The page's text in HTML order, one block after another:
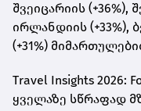
შვეიცარიის (+36%),
ირლანდიის (+33%),
(+31%)
Travel Insights 2026:
ყველაზე სწრაფად